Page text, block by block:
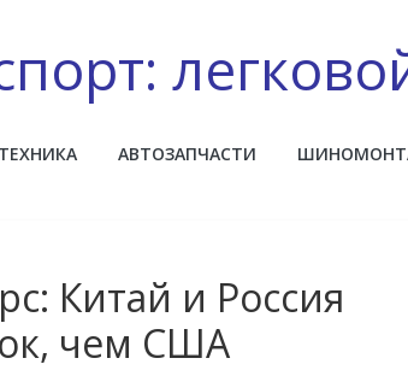
АВТОЗАПЧАСТИ
Китай и Россия
чем США